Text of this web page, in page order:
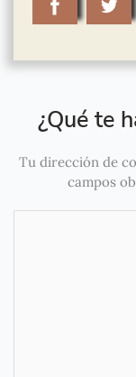
¿Qué te
Tu dirección de
campos